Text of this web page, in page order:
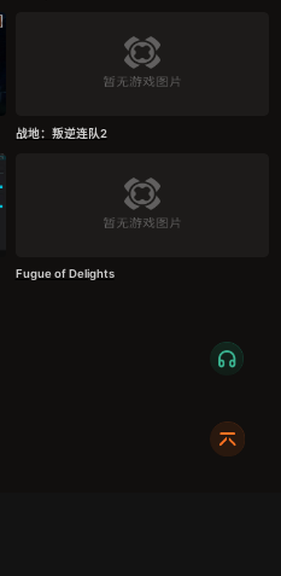
战地：叛逆连队2
Fugue of Delights